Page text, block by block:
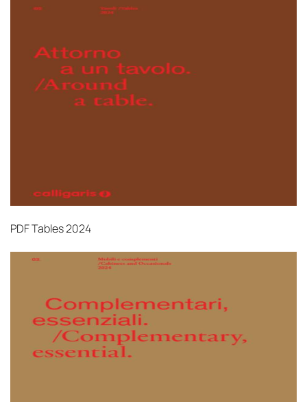
PDFTables 2024